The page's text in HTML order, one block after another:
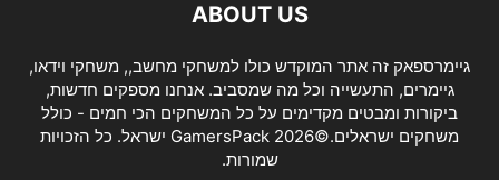
ABOUT US
גיימרספאק זה אתר המוקדש כולו למשחקי מחשב,, משחקי וידאו,
גיימרים, התעשייה וכל מה שמסביב. אנחנו מספקים חדשות,
ביקורות ומבטים מקדימים על כל המשחקים הכי חמים - כולל
משחקים ישראלים.©2026 GamersPack ישראל. כל הזכויות
שמורות.